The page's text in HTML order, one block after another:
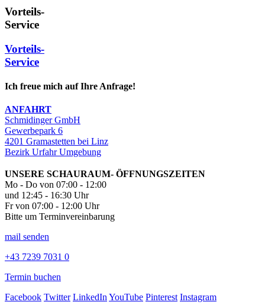
Vorteils-
Service
Vorteils-
Service
Ich freue mich auf Ihre Anfrage!
ANFAHRT
Schmidinger GmbH
Gewerbepark 6
4201 Gramastetten bei Linz
Bezirk Urfahr Umgebung
UNSERE SCHAURAUM- ÖFFNUNGSZEITEN
Mo - Do von 07:00 - 12:00
und 12:45 - 16:30 Uhr
Fr von 07:00 - 12:00 Uhr
Bitte um Terminvereinbarung
mail senden
+43 7239 7031 0
Termin buchen
Facebook Twitter LinkedInYouTube Pinterest Instagram